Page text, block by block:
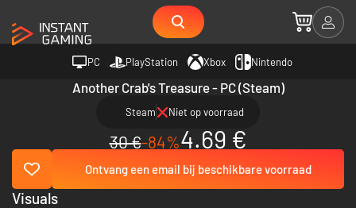
PC PlayStation Xbox Nintendo
Another Crab's Treasure - PC (Steam)
Steam Niet op voorraad
30 €-84%4.69 €
Ontvang een email bij beschikbare voorraad
Visuals